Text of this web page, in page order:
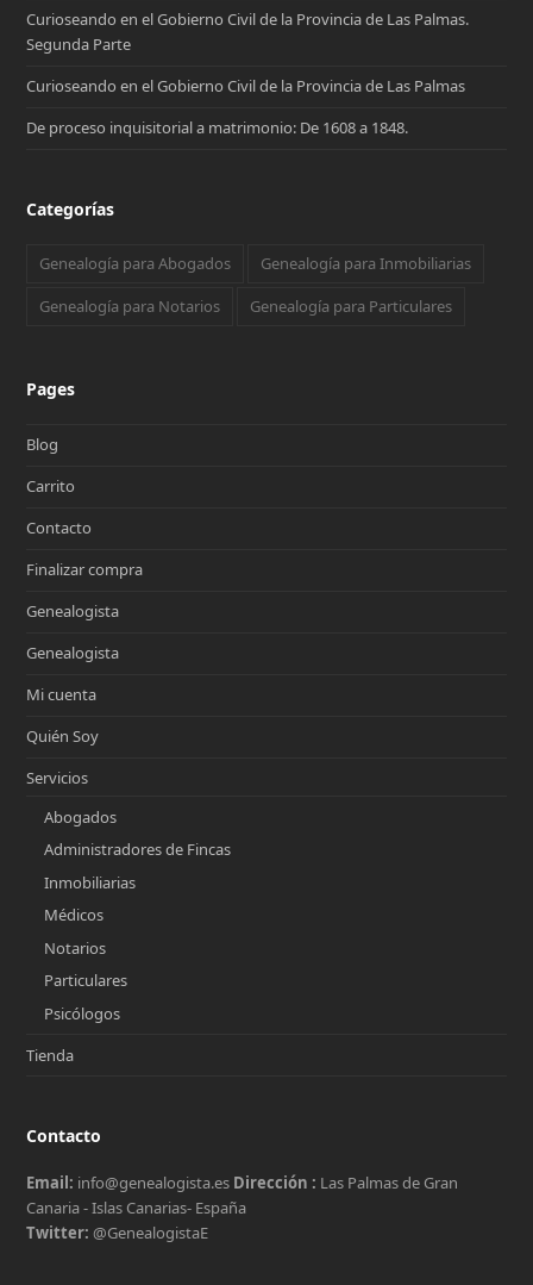
Curioseando en el Gobierno Civil de la Provincia de Las Palmas.
Segunda Parte
Curioseando en el Gobierno Civil de la Provincia de Las Palmas
De proceso inquisitorial a matrimonio: De 1608 a 1848.
Categorías
Genealogía para Abogados
Genealogía para Inmobiliarias
Genealogía para Notarios
Genealogía para Particulares
Pages
Blog
Carrito
Contacto
Finalizar compra
Genealogista
Genealogista
Mi cuenta
Quién Soy
Servicios
Abogados
Administradores de Fincas
Inmobiliarias
Médicos
Notarios
Particulares
Psicólogos
Tienda
Contacto
Email: info@genealogista.es Dirección : Las Palmas de Gran
Canaria - Islas Canarias- España
Twitter: @GenealogistaE